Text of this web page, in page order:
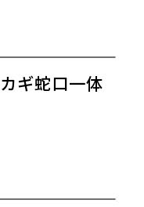
ギ蛇口一体